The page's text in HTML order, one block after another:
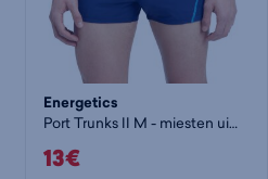
Energetics
Port Trunks II M - miesten uimahousut
13€